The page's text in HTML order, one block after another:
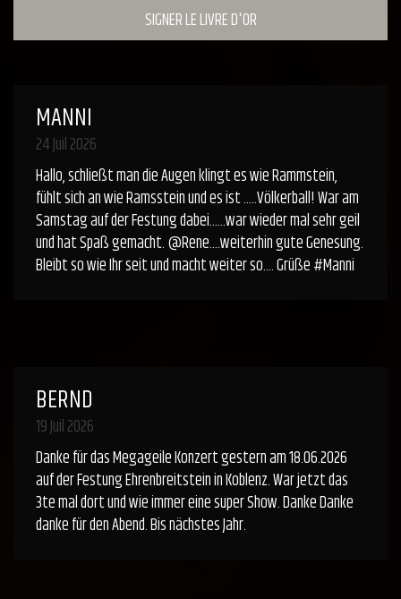
SIGNER LE LIVRE D'OR
MANNI
24 Juil 2026
Hallo, schließt man die Augen klingt es wie Rammstein,
fühlt sich an wie Ramsstein und es ist .....Völkerball! War am
Samstag auf der Festung dabei......war wieder mal sehr geil
und hat Spaß gemacht. @Rene....weiterhin gute Genesung.
Bleibt so wie Ihr seit und macht weiter so.... Grüße #Manni
BERND
19 Juil 2026
Danke für das Megageile Konzert gestern am 18.06.2026
auf der Festung Ehrenbreitstein in Koblenz. War jetzt das
3te mal dort und wie immer eine super Show. Danke Danke
danke für den Abend. Bis nächstes Jahr.